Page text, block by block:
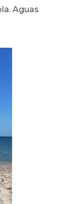
Aguas